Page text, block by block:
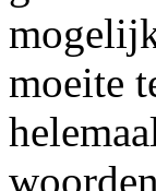
moeite